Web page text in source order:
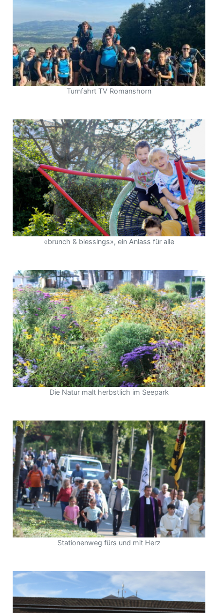
Turnfahrt TV Romanshorn
«brunch & blessings», ein Anlass für alle
Die Natur malt herbstlich im Seepark
Stationenweg fürs und mit Herz